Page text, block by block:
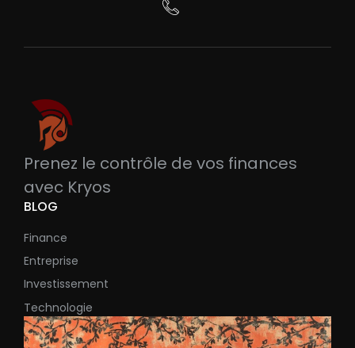
Prenez le contrôle de vos finances
avec Kryos
BLOG
Finance
Entreprise
Investissement
Technologie